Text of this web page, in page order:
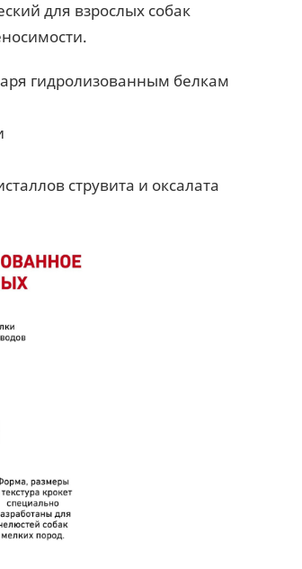
для взрослых собак
гидролизованным белкам
струвита и оксалата